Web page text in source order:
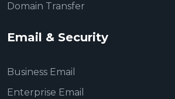
Domain Transfer
Email & Security
Business Email
Enterprise Email